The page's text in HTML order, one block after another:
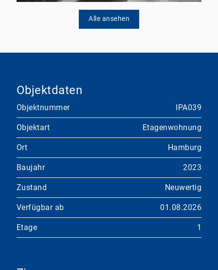
Alle ansehen
Objektdaten
Objektnummer IPA039
Objektart Etagenwohnung
Ort Hamburg
Baujahr 2023
Zustand Neuwertig
Verfügbar ab 01.08.2026
Etage 1